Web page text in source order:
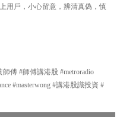
用戶，小心留意，辨清真偽，慎
傅 #師傅講港股 #metroradio
#masterwong #講港股識投資 #